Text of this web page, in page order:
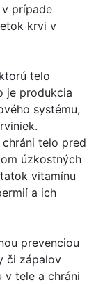
prípade
krvi v
telo
je produkcia
systému,
telo pred
úzkostných
vitamínu
a ich
prevenciou
či zápalov
v tele a chráni